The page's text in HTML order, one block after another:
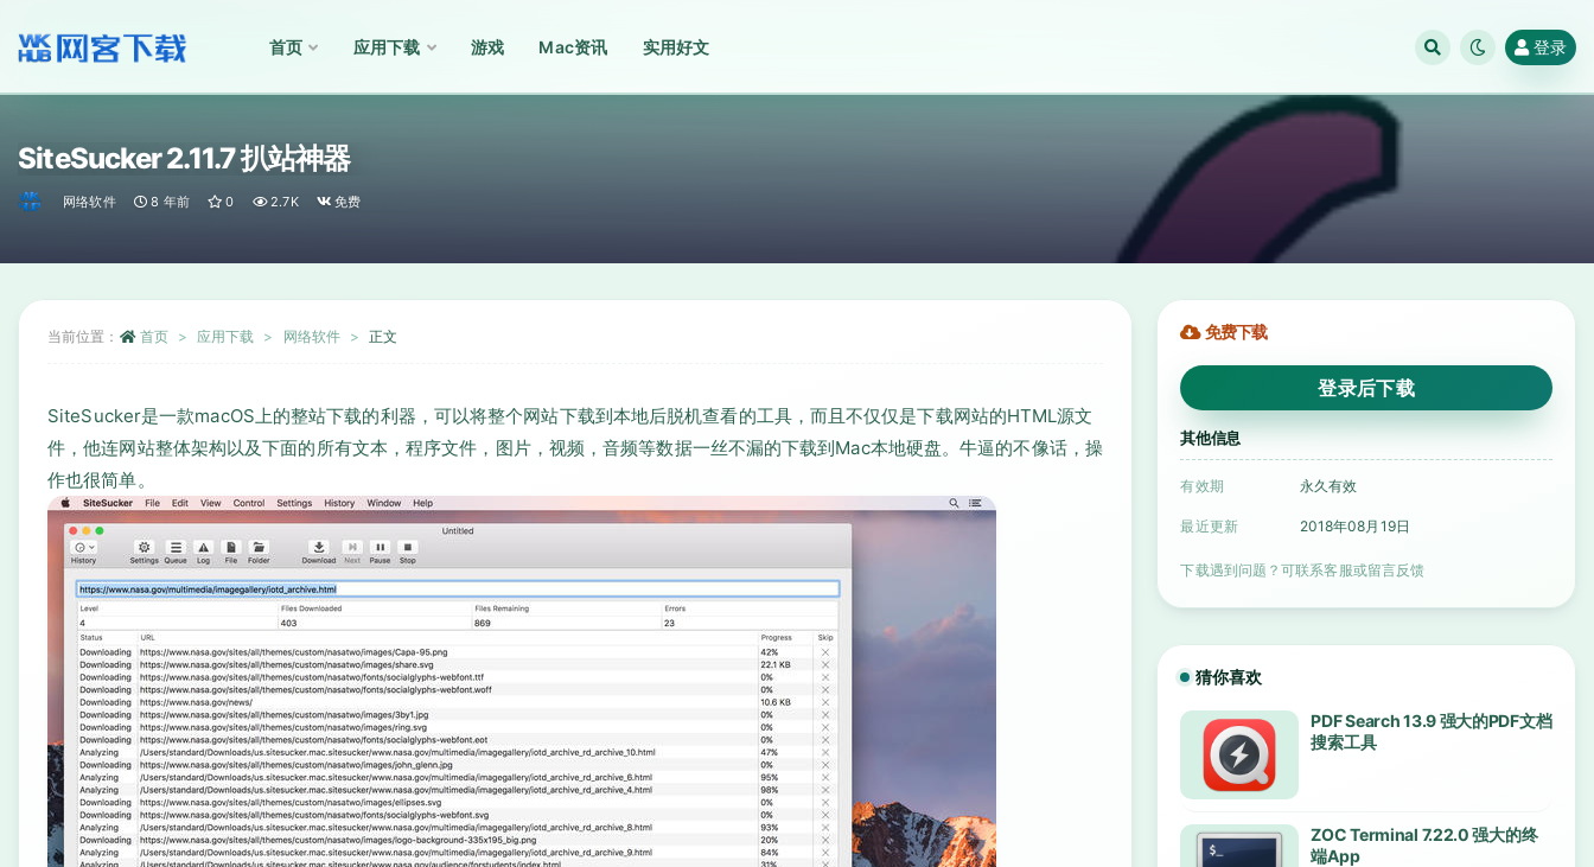
首页 应用下载 游戏 Mac资讯 实用好文 登录
SiteSucker 2.11.7 扒站神器
网络软件 8 年前 0 2.7K 免费
当前位置： 首页 应用下载 网络软件 正文
SiteSucker是一款macOS上的整站下载的利器，可以将整个网站下载到本地后脱机查看的工具，而且不仅仅是下载网站的HTML源文
件，他连网站整体架构以及下面的所有文本，程序文件，图片，视频，音频等数据一丝不漏的下载到Mac本地硬盘。牛逼的不像话，操
作也很简单。
免费下载
登录后下载
其他信息
有效期 永久有效
最近更新 2018年08月19日
下载遇到问题？可联系客服或留言反馈
猜你喜欢
PDF Search 13.9 强大的PDF文档
搜索工具
ZOC Terminal 7.22.0 强大的终
端App